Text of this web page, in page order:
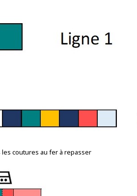
coutures au fer à repasser